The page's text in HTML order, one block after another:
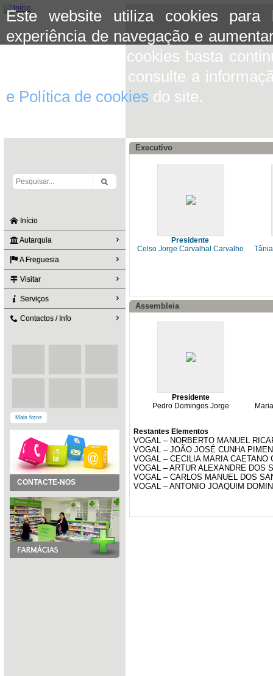
Este website utiliza cookies para
experiência de navegação e
aceitar o uso de cookies basta
mais informação consulte a
e Política de cookies do site.
Início
Autarquia
A Freguesia
Visitar
Serviços
Contactos / Info
Mais fotos
CONTACTE-NOS
Executivo
Presidente
Celso Jorge Carvalhal Carvalho
Assembleia
Presidente
Pedro Domingos Jorge
Restantes Elementos
VOGAL – NORBERTO MANUEL
VOGAL – JOÃO JOSÉ CUNHA
VOGAL – CECILIA MARIA CAETANO
VOGAL – ARTUR ALEXANDRE DOS
VOGAL – CARLOS MANUEL DOS
VOGAL – ANTONIO JOAQUIM